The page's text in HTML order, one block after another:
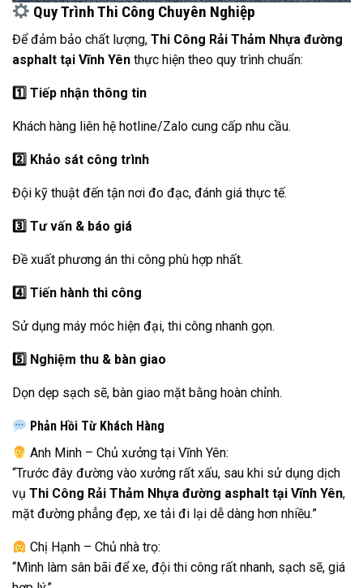
Quy Trình Thi Công Chuyên Nghiệp
Để đảm bảo chất lượng, Thi Công Rải Thảm Nhựa đường
asphalt tại Vĩnh Yên thực hiện theo quy trình chuẩn:
1️ Tiếp nhận thông tin
Khách hàng liên hệ hotline/Zalo cung cấp nhu cầu.
2️ Khảo sát công trình
Đội kỹ thuật đến tận nơi đo đạc, đánh giá thực tế.
3️ Tư vấn & báo giá
Đề xuất phương án thi công phù hợp nhất.
4️ Tiến hành thi công
Sử dụng máy móc hiện đại, thi công nhanh gọn.
5️ Nghiệm thu & bàn giao
Dọn dẹp sạch sẽ, bàn giao mặt bằng hoàn chỉnh.
Phản Hồi Từ Khách Hàng
Anh Minh – Chủ xưởng tại Vĩnh Yên:
“Trước đây đường vào xưởng rất xấu, sau khi sử dụng dịch
vụ Thi Công Rải Thảm Nhựa đường asphalt tại Vĩnh Yên,
mặt đường phẳng đẹp, xe tải đi lại dễ dàng hơn nhiều.”
Chị Hạnh – Chủ nhà trọ:
“Mình làm sân bãi để xe, đội thi công rất nhanh, sạch sẽ, giá